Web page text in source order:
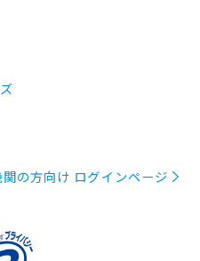
の方向け ログインページ